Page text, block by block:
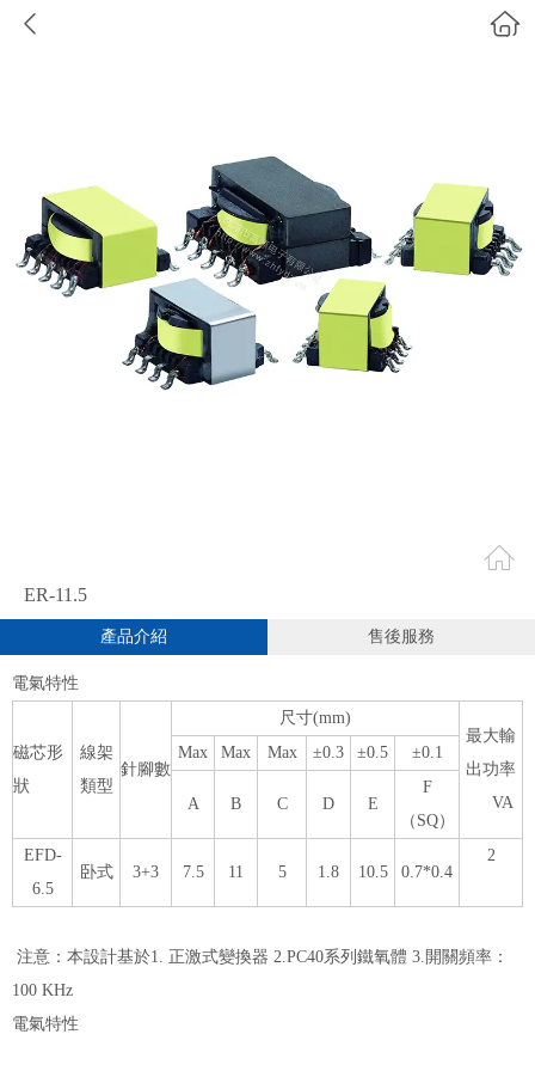
ER-11.5
產品介紹 售後服務
電氣特性
磁芯形
狀
線架
類型
針腳數
尺寸(mm)
最大輸
出功率
VA
Max Max Max ±0.3 ±0.5 ±0.1
A B C D E
F
（SQ）
EFD-
6.5
卧式 3+3 7.5 11 5 1.8 10.5 0.7*0.4
2
注意：本設計基於1. 正激式變換器 2.PC40系列鐵氧體 3.開關頻率：
100 KHz
電氣特性